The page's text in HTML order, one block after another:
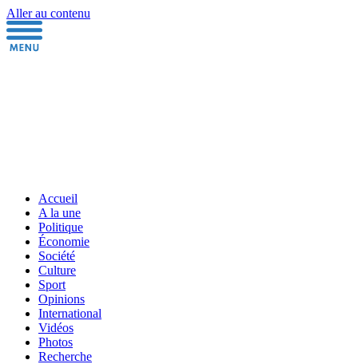
Aller au contenu
Accueil
A la une
Politique
Économie
Société
Culture
Sport
Opinions
International
Vidéos
Photos
Recherche